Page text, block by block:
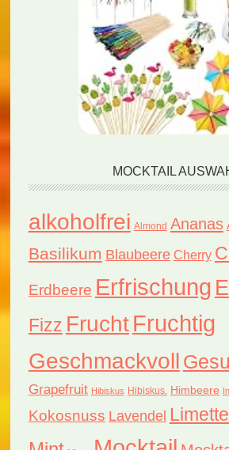
MOCKTAIL
alkoholfrei Almond Ananas
Basilikum Blaubeere Cherry
Erdbeere Erfrischung
Fizz FruchtFruchtig
Geschmackvoll
Grapefruit Hibiskus Hibiskus. Himbeere
Kokosnuss Lavendel Limette